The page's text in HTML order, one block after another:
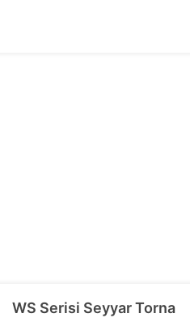
WS Serisi Seyyar Torna